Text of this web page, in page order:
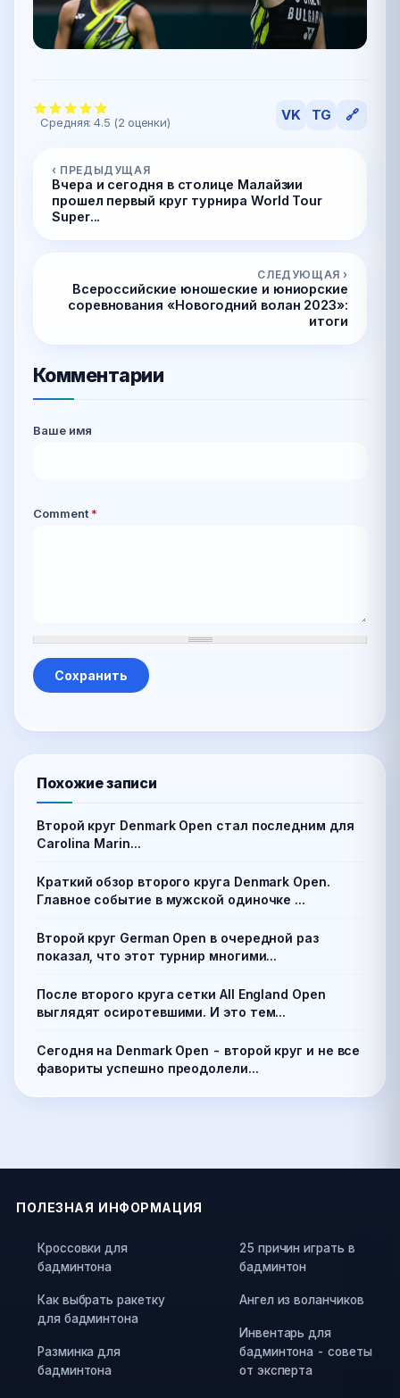
Средняя:4.5 (2 оценки) VK TG 🔗
‹ ПРЕДЫДУЩАЯ
Вчера и сегодня в столице Малайзии
прошел первый круг турнира World Tour
Super...
СЛЕДУЮЩАЯ ›
Всероссийские юношеские и юниорские
соревнования «Новогодний волан 2023»:
итоги
Комментарии
Ваше имя
Comment *
Похожие записи
Второй круг Denmark Open стал последним для
Carolina Marin...
Краткий обзор второго круга Denmark Open.
Главное событие в мужской одиночке ...
Второй круг German Open в очередной раз
показал, что этот турнир многими...
После второго круга сетки All England Open
выглядят осиротевшими. И это тем...
Сегодня на Denmark Open - второй круг и не все
фавориты успешно преодолели...
ПОЛЕЗНАЯ ИНФОРМАЦИЯ
Кроссовки для
бадминтона
Как выбрать ракетку
для бадминтона
Разминка для
бадминтона
25 причин играть в
бадминтон
Ангел из воланчиков
Инвентарь для
бадминтона - советы
от эксперта